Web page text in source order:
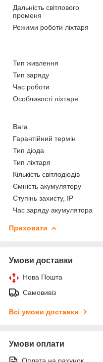
Дальність світлового
променя
Режими роботи ліхтаря
Тип живлення
Тип заряду
Час роботи
Особливості ліхтаря
Вага
Гарантійний термін
Тип діода
Тип ліхтаря
Кількість світлодіодів
Ємність акумулятору
Ступінь захисту, IP
Час заряду акумулятора
Приховати
Умови доставки
Нова Пошта
Самовивіз
Всі умови доставки
Умови оплати
Оплата на рахунок